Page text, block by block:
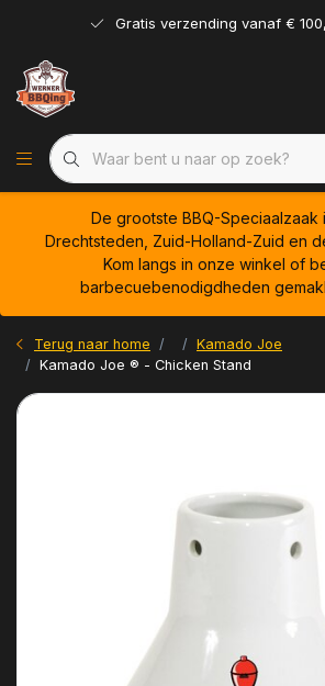
Gratis verzending vanaf €
De grootste BBQ-Speciaalzaak
Drechtsteden, Zuid-Holland-Zuid en
Kom langs in onze winkel of
barbecuebenodigdheden
Terug naar home
Kamado Joe
Kamado Joe ® - Chicken Stand